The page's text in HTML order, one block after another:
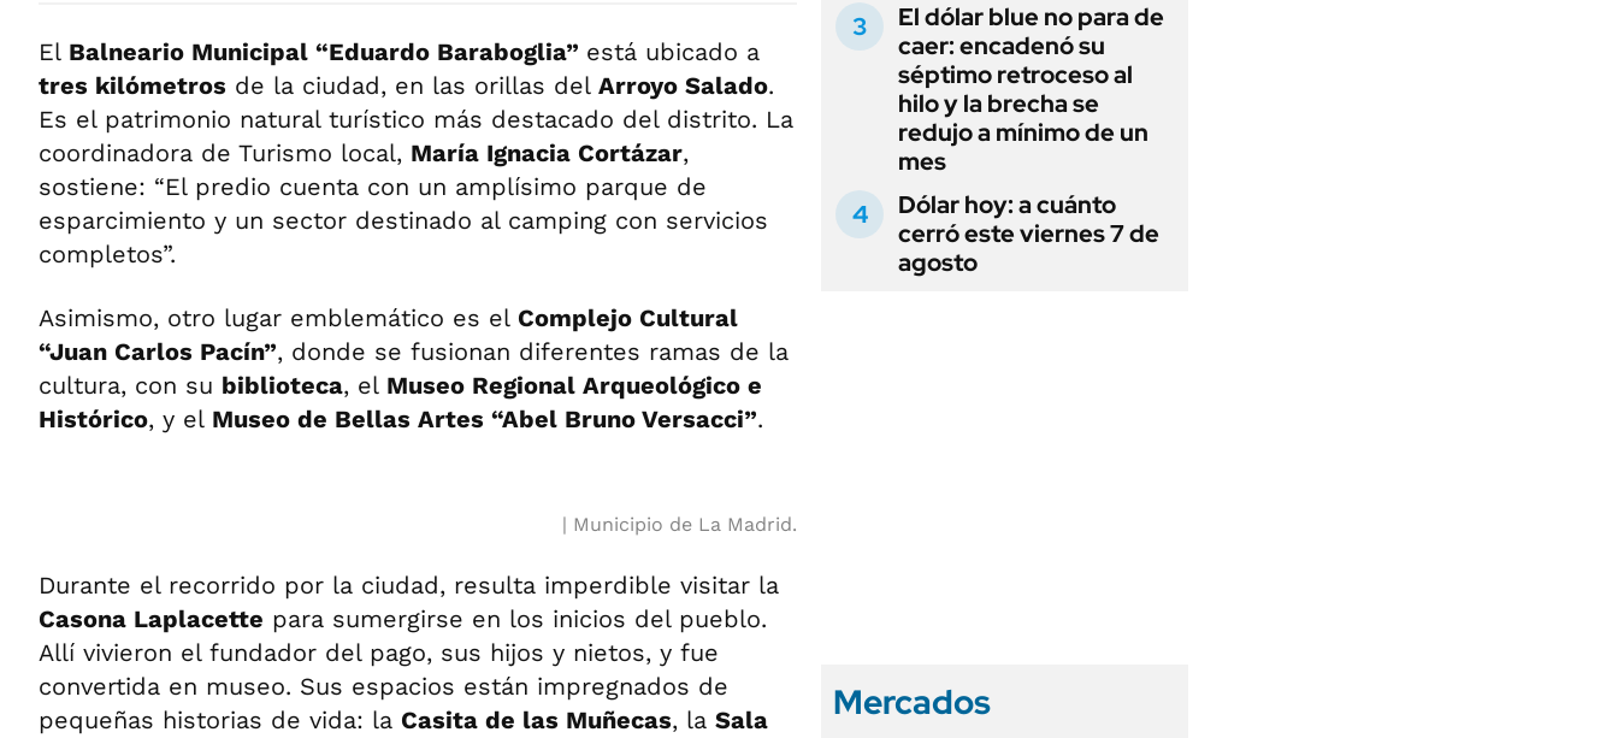
El Balneario Municipal “Eduardo Baraboglia” está ubicado a
tres kilómetros de la ciudad, en las orillas del Arroyo Salado.
Es el patrimonio natural turístico más destacado del distrito. La
coordinadora de Turismo local, María Ignacia Cortázar,
sostiene: “El predio cuenta con un amplísimo parque de
esparcimiento y un sector destinado al camping con servicios
completos”.
Asimismo, otro lugar emblemático es el Complejo Cultural
“Juan Carlos Pacín”, donde se fusionan diferentes ramas de la
cultura, con su biblioteca, el Museo Regional Arqueológico e
Histórico, y el Museo de Bellas Artes “Abel Bruno Versacci”.
Municipio de La Madrid.
Durante el recorrido por la ciudad, resulta imperdible visitar la
Casona Laplacette para sumergirse en los inicios del pueblo.
Allí vivieron el fundador del pago, sus hijos y nietos, y fue
convertida en museo. Sus espacios están impregnados de
pequeñas historias de vida: la Casita de las Muñecas, la Sala
El dólar blue no para de
caer: encadenó su
séptimo retroceso al
hilo y la brecha se
redujo a mínimo de un
mes
Dólar hoy: a cuánto
cerró este viernes 7 de
agosto
Mercados